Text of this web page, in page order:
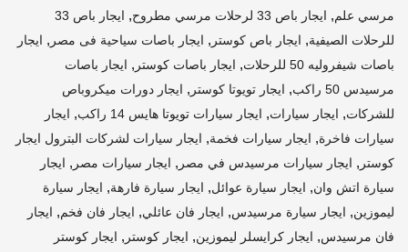
مرسي علم, ايجار باص 33 لرحلات مرسي مطروح ,
ايجار باص 33
للرحلات الصيفية, ايجار باص كوستر , ايجار باصات سياحية فى مصر , ايجار
باصات شيفروليه 50 للرحلات
, ايجار باصات كوستر , ايجار باصات
مرسيدس 50 راكب
, ايجار تويوتا كوستر , ايجار دورات ميكروباص
للشركات, ايجار سيارات, ايجار سيارات تويوتا هايس 14 راكب , ايجار
سيارات فاخرة, ايجار سيارات فخمة, ايجار سيارات لشركات البترول ايجار
كوستر , ايجار سيارات مرسيدس في مصر , ايجار سيارات مصر , ايجار
سيارة اتش وان, ايجار سيارة عوائل, ايجار سيارة فارهة, ايجار سيارة
ليموزين, ايجار سيارة مرسيدس, ايجار فان عائلي, ايجار فان فخم, ايجار
فان مرسيدس, ايجار كرايسلر ليموزين, ايجار كوستر , ايجار كوستر